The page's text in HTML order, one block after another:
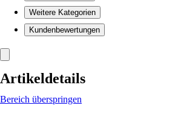
Weitere Kategorien
Kundenbewertungen
Artikeldetails
Bereich überspringen